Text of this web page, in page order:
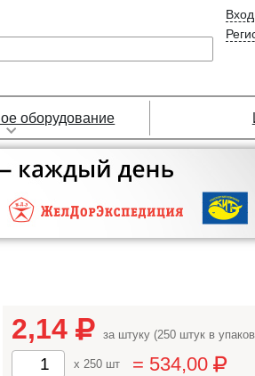
Вход
оборудование
2,14 за штуку (250 штук в
x 250 шт = 534,00